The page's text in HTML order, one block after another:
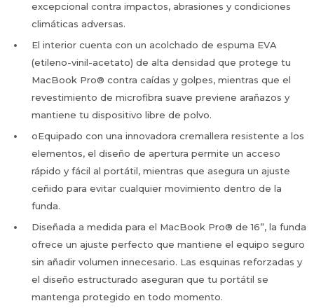
excepcional contra impactos, abrasiones y condiciones
climáticas adversas.
El interior cuenta con un acolchado de espuma EVA
(etileno-vinil-acetato) de alta densidad que protege tu
MacBook Pro® contra caídas y golpes, mientras que el
revestimiento de microfibra suave previene arañazos y
mantiene tu dispositivo libre de polvo.
oEquipado con una innovadora cremallera resistente a los
elementos, el diseño de apertura permite un acceso
rápido y fácil al portátil, mientras que asegura un ajuste
ceñido para evitar cualquier movimiento dentro de la
funda.
Diseñada a medida para el MacBook Pro® de 16”, la funda
ofrece un ajuste perfecto que mantiene el equipo seguro
sin añadir volumen innecesario. Las esquinas reforzadas y
el diseño estructurado aseguran que tu portátil se
mantenga protegido en todo momento.